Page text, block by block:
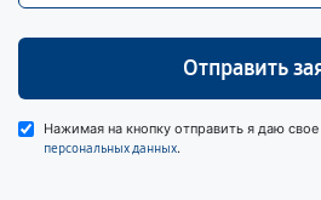
Отправить
Нажимая на кнопку отправить я даю
персональных данных.